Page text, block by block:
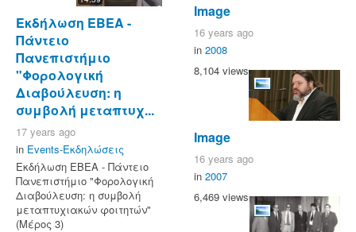
Εκδήλωση ΕΒΕΑ -
Πάντειο
Πανεπιστήμιο
"Φορολογική
Διαβούλευση: η
συμβολή μεταπτυχ...
17 years ago
in Events-Εκδηλώσεις
Εκδήλωση ΕΒΕΑ - Πάντειο
Πανεπιστήμιο "Φορολογική
Διαβούλευση: η συμβολή
μεταπτυχιακών φοιτητών"
(Μέρος 3)
Image
16 years ago
in 2008
8,104 views
Image
16 years ago
in 2007
6,469 views